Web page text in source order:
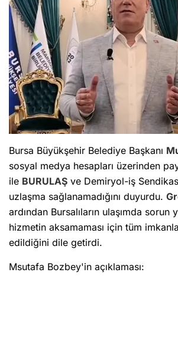
Bursa Büyükşehir Belediye Başkanı
sosyal medya hesapları üzerinden
ile BURULAŞ ve Demiryol-iş
uzlaşma sağlanamadığını duyurdu.
ardından Bursalıların ulaşımda sorun
hizmetin aksamaması için tüm
edildiğini dile getirdi.
Msutafa Bozbey'in açıklaması: